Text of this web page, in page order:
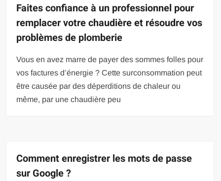
Faites confiance à un professionnel pour
remplacer votre chaudière et résoudre vos
problèmes de plomberie
Vous en avez marre de payer des sommes folles pour
vos factures d’énergie ? Cette surconsommation peut
être causée par des déperditions de chaleur ou
même, par une chaudière peu
Comment enregistrer les mots de passe
sur Google ?